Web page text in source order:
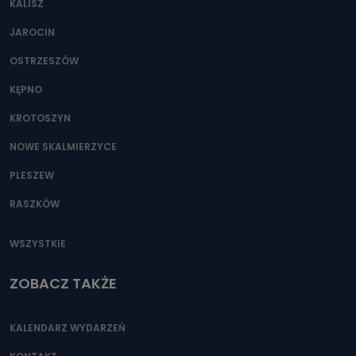
Można to zrobić pod numerem telefonu 62 735-51-05 lub
KALISZ
JAROCIN
OSTRZESZÓW
KĘPNO
KROTOSZYN
NOWE SKALMIERZYCE
PLESZEW
RASZKÓW
WSZYSTKIE
ZOBACZ TAKŻE
KALENDARZ WYDARZEŃ